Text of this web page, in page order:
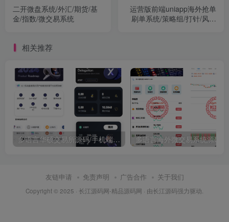
二开微盘系统/外汇/期货/基
金/指数/微交易系统
运营版前端uniapp海外抢单
刷单系统/策略组/打针/风险
相关推荐
多语言华硕交易所源码/手机端uniapp电脑端vue.支持秒合约/币币/国际黄金/U本位合约/DeFi挖矿
友链申请 免责声明 广告合作 关于我们
Copyright © 2025 · 长江源码网-精品源码网 · 由长江源码强力驱动.